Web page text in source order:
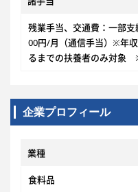
残業手当、交通費：一部
00円/月（通信手当）※年
るまでの扶養者のみ対象
企業プロフィール
業種
食料品